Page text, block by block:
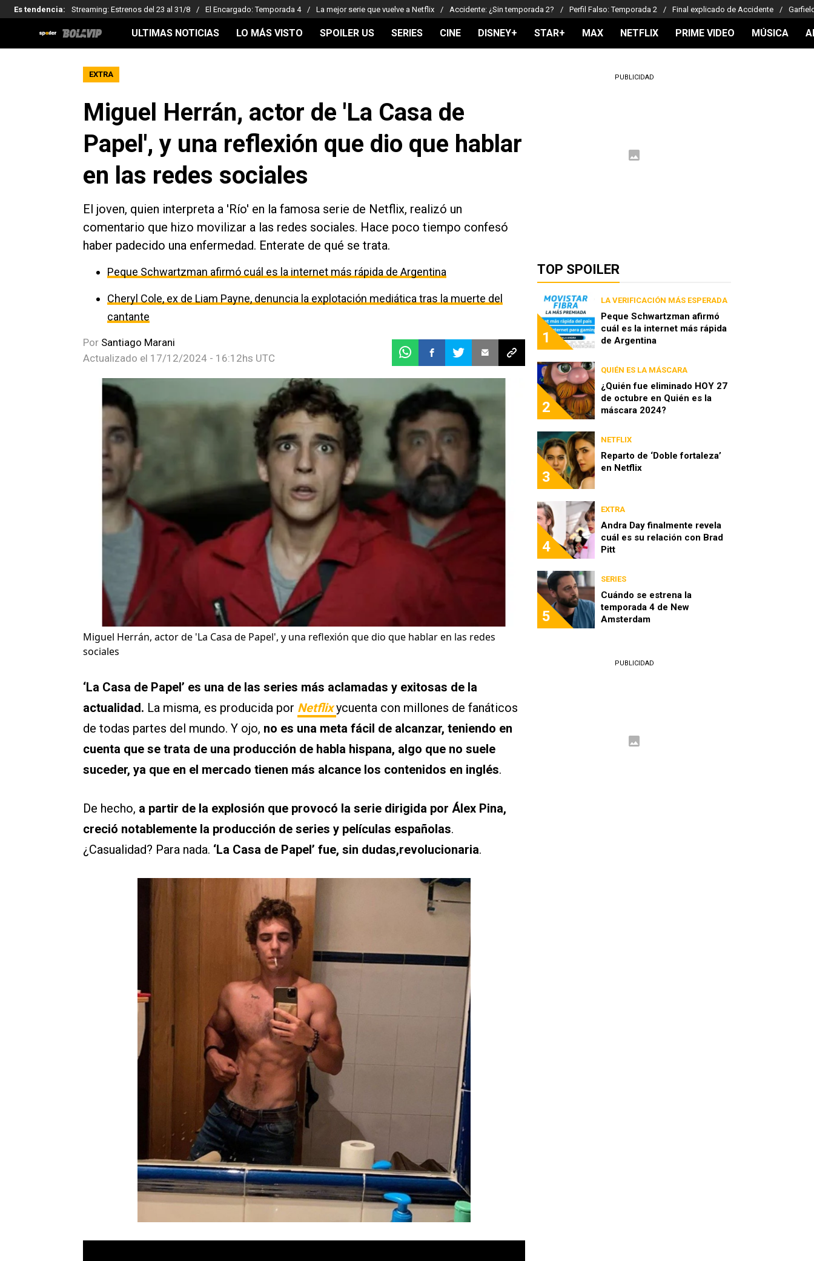
Es tendencia: Streaming: Estrenos del 23 al 31/8 El Encargado: Temporada 4 La mejor serie que vuelve a Netflix Accidente: ¿Sin temporada 2? Perfil Falso: Temporada 2 Final explicado de Accidente
ULTIMAS NOTICIAS LO MÁS VISTO SPOILER US SERIES CINE DISNEY+ STAR+ MAX NETFLIX PRIME VIDEO MÚSICA
EXTRA
Miguel Herrán, actor de 'La Casa de
Papel', y una reflexión que dio que hablar
en las redes sociales
El joven, quien interpreta a 'Río' en la famosa serie de Netflix, realizó un
comentario que hizo movilizar a las redes sociales. Hace poco tiempo confesó
haber padecido una enfermedad. Enterate de qué se trata.
Peque Schwartzman afirmó cuál es la internet más rápida de Argentina
Cheryl Cole, ex de Liam Payne, denuncia la explotación mediática tras la muerte del
cantante
Por Santiago Marani
Actualizado el 17/12/2024 - 16:12hs UTC
Miguel Herrán, actor de 'La Casa de Papel', y una reflexión que dio que hablar en las redes
sociales
‘La Casa de Papel’ es una de las series más aclamadas y exitosas de la
actualidad. La misma, es producida por Netflix ycuenta con millones de fanáticos
de todas partes del mundo. Y ojo, no es una meta fácil de alcanzar, teniendo en
cuenta que se trata de una producción de habla hispana, algo que no suele
suceder, ya que en el mercado tienen más alcance los contenidos en inglés.
De hecho, a partir de la explosión que provocó la serie dirigida por Álex Pina,
creció notablemente la producción de series y películas españolas.
¿Casualidad? Para nada. ‘La Casa de Papel’ fue, sin dudas,revolucionaria.
PUBLICIDAD
TOP SPOILER
1
LA VERIFICACIÓN MÁS ESPERADA
Peque Schwartzman afirmó
cuál es la internet más rápida
de Argentina
2
QUIÉN ES LA MÁSCARA
¿Quién fue eliminado HOY 27
de octubre en Quién es la
máscara 2024?
3
NETFLIX
Reparto de ‘Doble fortaleza’
en Netflix
4
EXTRA
Andra Day finalmente revela
cuál es su relación con Brad
Pitt
5
SERIES
Cuándo se estrena la
temporada 4 de New
Amsterdam
PUBLICIDAD